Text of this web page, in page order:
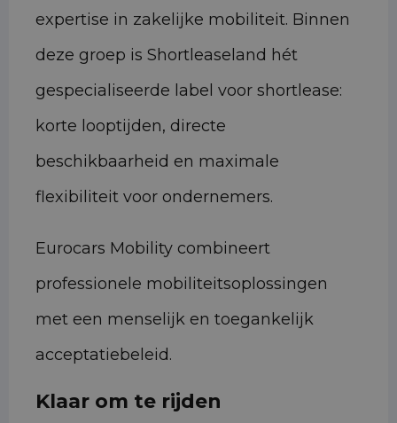
expertise in zakelijke mobiliteit. Binnen
deze groep is Shortleaseland hét
gespecialiseerde label voor shortlease:
korte looptijden, directe
beschikbaarheid en maximale
flexibiliteit voor ondernemers.
Eurocars Mobility combineert
professionele mobiliteitsoplossingen
met een menselijk en toegankelijk
acceptatiebeleid.
Klaar om te rijden